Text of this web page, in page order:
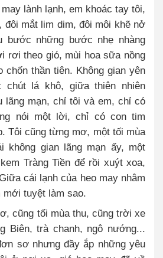
lành lạnh, em khoác tay tôi,
đôi mắt lim dim, đôi môi khẽ nở
bước những bước nhẹ nhàng
rơi theo gió, mùi hoa sữa nồng
chốn thần tiên. Không gian yên
chút lá khô, giữa thiên nhiên
lãng mạn, chỉ tôi và em, chỉ có
nói một lời, chỉ có con tim
Tôi cũng từng mơ, một tối mùa
không gian lãng mạn ấy, một
Tràng Tiền để rồi xuýt xoa,
cái lạnh của heo may nhâm
mới tuyệt làm sao.
cũng tối mùa thu, cũng trời xe
Biên, trà chanh, ngô nướng...
sơ nhưng đầy ắp những yêu